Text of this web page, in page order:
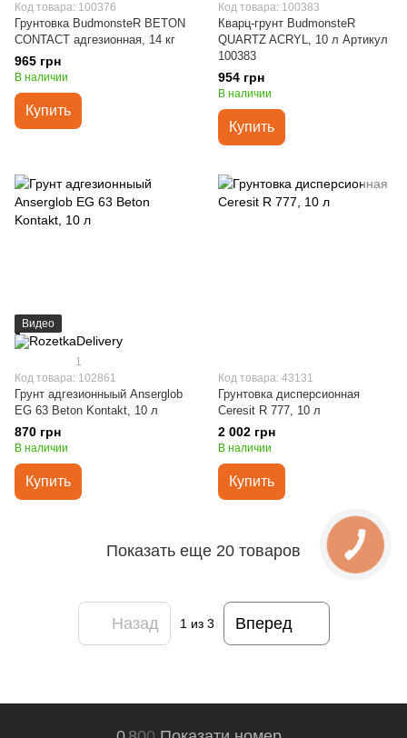
Код товара: 100376
Грунтовка BudmonsteR BETON
CONTACT адгезионная, 14 кг
965 грн
В наличии
Купить
Код товара: 100383
Кварц-грунт BudmonsteR
QUARTZ ACRYL, 10 л Артикул
100383
954 грн
В наличии
Купить
Видео
1
Код товара: 102861
Грунт адгезионныый Anserglob
EG 63 Beton Kontakt, 10 л
870 грн
В наличии
Купить
Код товара: 43131
Грунтовка дисперсионная
Ceresit R 777, 10 л
2 002 грн
В наличии
Купить
Показать еще 20 товаров
Назад 1 из 3 Вперед